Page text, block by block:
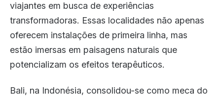
viajantes em busca de experiências
transformadoras. Essas localidades não apenas
oferecem instalações de primeira linha, mas
estão imersas em paisagens naturais que
potencializam os efeitos terapêuticos.
Bali, na Indonésia, consolidou-se como meca do